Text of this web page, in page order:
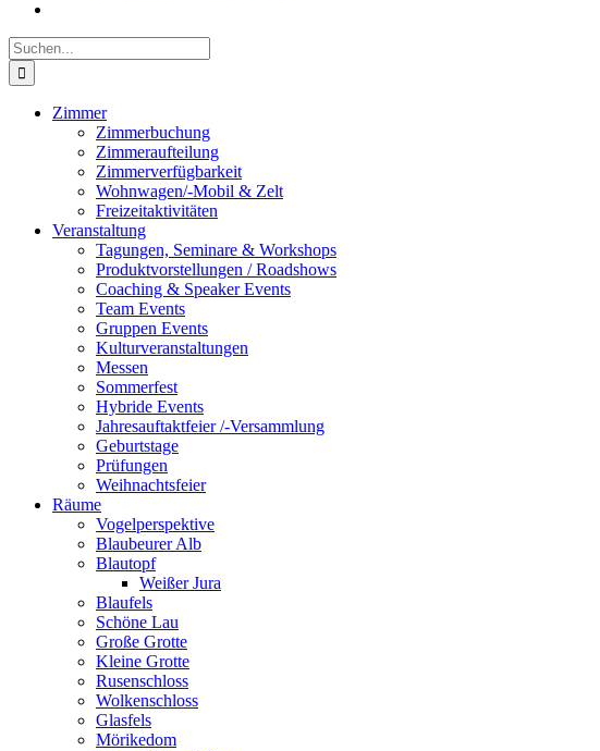
Suche
nach:
Zimmer
Zimmerbuchung
Zimmeraufteilung
Zimmerverfügbarkeit
Wohnwagen/-Mobil & Zelt
Freizeitaktivitäten
Veranstaltung
Tagungen, Seminare & Workshops
Produktvorstellungen / Roadshows
Coaching & Speaker Events
Team Events
Gruppen Events
Kulturveranstaltungen
Messen
Sommerfest
Hybride Events
Jahresauftaktfeier /-Versammlung
Geburtstage
Prüfungen
Weihnachtsfeier
Räume
Vogelperspektive
Blaubeurer Alb
Blautopf
Weißer Jura
Blaufels
Schöne Lau
Große Grotte
Kleine Grotte
Rusenschloss
Wolkenschloss
Glasfels
Mörikedom